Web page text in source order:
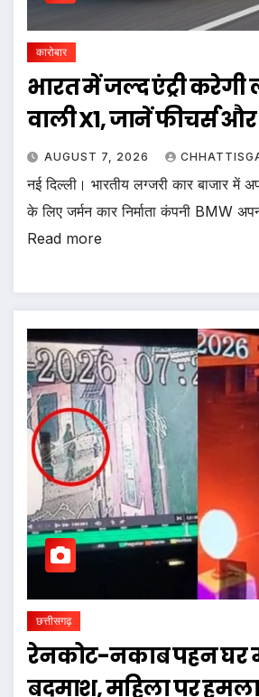
कारोबार
भारत में जल्द एंट्री करेगी
वाली X1, जानें फीचर्स
AUGUST 7, 2026
नई दिल्ली। भारतीय लग्जरी कार बाजार
के लिए जर्मन कार निर्माता कंपनी BMW
Read more
छत्तीसगढ़
रेनकोट-नकाब पहन घर
बदमाश, महिला पर